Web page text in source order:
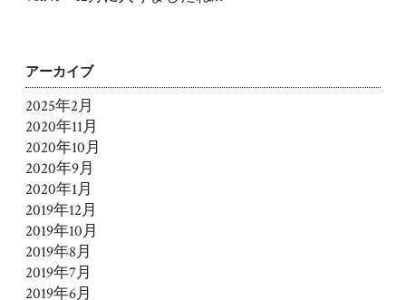
アーカイブ
2025年2月
2020年11月
2020年10月
2020年9月
2020年1月
2019年12月
2019年10月
2019年8月
2019年7月
2019年6月